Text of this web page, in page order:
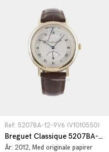
Ref: 5207BA-12-9V6 (V1010550)
Breguet Classique 5207BA-12-9V6
År: 2012, Med originale papirer